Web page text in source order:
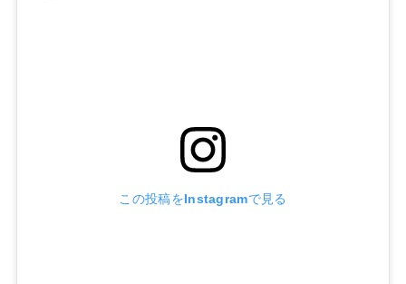
この投稿をInstagramで見る